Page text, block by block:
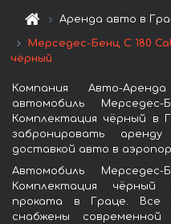
Аренда авто в
Мерседес-Бенц C 180
чёрный
Компания Авто-
автомобиль
Комплектация чёрный в
забронировать
доставкой авто в
Автомобиль
Комплектация чёрный
проката в Граце. Все
снабжены современной